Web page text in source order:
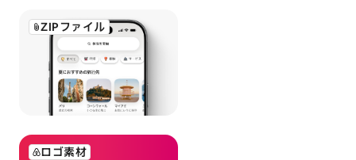
ZIPファイル
ロゴ素材